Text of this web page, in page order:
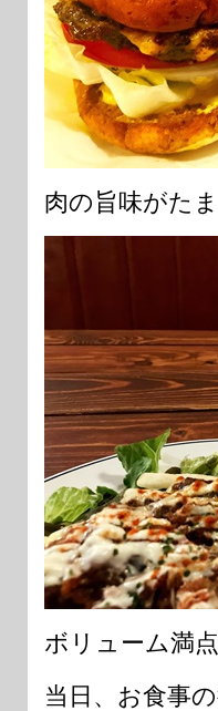
肉の旨味がた
ボリューム満
当日、お食事